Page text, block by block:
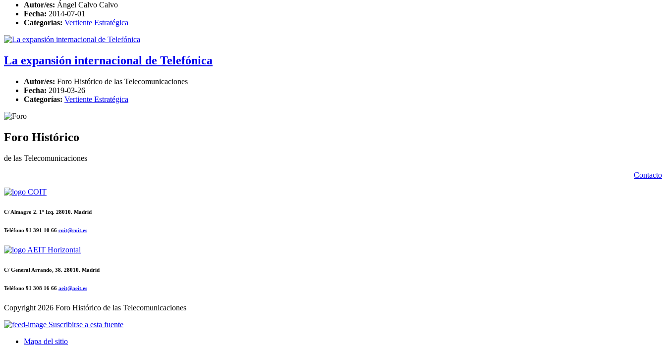
Autor/es: Ángel Calvo Calvo
Fecha: 2014-07-01
Categorías: Vertiente Estratégica
La expansión internacional de Telefónica
Autor/es: Foro Histórico de las Telecomunicaciones
Fecha: 2019-03-26
Categorías: Vertiente Estratégica
Foro Histórico
de las Telecomunicaciones
Contacto
C/ Almagro 2. 1º Izq. 28010. Madrid
Teléfono 91 391 10 66 coit@coit.es
C/ General Arrando, 38. 28010. Madrid
Teléfono 91 308 16 66 aeit@aeit.es
Copyright 2026 Foro Histórico de las Telecomunicaciones
Suscribirse a esta fuente
Mapa del sitio